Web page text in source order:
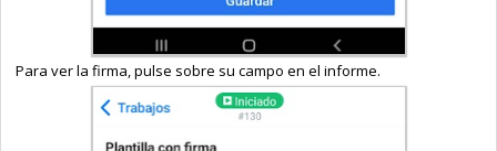
Para ver la firma, pulse sobre su campo en el informe.